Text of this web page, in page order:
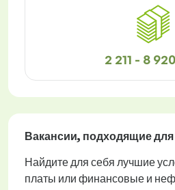
2 211 - 8
Вакансии, подходящие
Найдите для себя лучшие
платы или финансовые и